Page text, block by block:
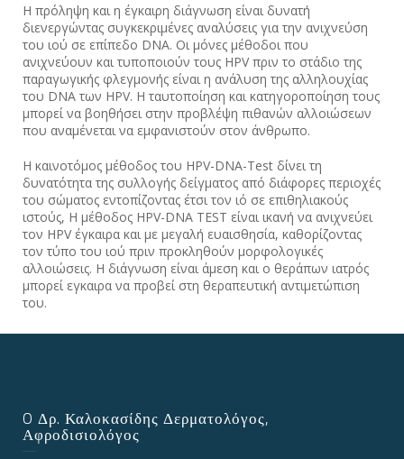
Η πρόληψη και η έγκαιρη διάγνωση είναι δυνατή
διενεργώντας συγκεκριμένες αναλύσεις για την ανιχνεύση
του ιού σε επίπεδο DNA. Οι μόνες μέθοδοι που
ανιχνεύουν και τυποποιούν τους ΗPV πριν το στάδιο της
παραγωγικής φλεγμονής είναι η ανάλυση της αλληλουχίας
του DNA των HPV. Η ταυτοποίηση και κατηγοροποίηση τους
μπορεί να βοηθήσει στην προβλέψη πιθανών αλλοιώσεων
που αναμένεται να εμφανιστούν στον άνθρωπο.
Η καινοτόμος μέθοδος του HPV-DNA-Test δίνει τη
δυνατότητα της συλλογής δείγματος από διάφορες περιοχές
του σώματος εντοπίζοντας έτσι τον ιό σε επιθηλιακούς
ιστούς, Η μέθοδος ΗPV-DNA TEST είναι ικανή να ανιχνεύει
τον HPV έγκαιρα και με μεγαλή ευαισθησία, καθορίζοντας
τον τύπο του ιού πριν προκληθούν μορφολογικές
αλλοιώσεις. Η διάγνωση είναι άμεση και ο θεράπων ιατρός
μπορεί εγκαιρα να προβεί στη θεραπευτική αντιμετώπιση
του.
O Δρ. Καλοκασίδης Δερματολόγος,
Αφροδισιολόγος